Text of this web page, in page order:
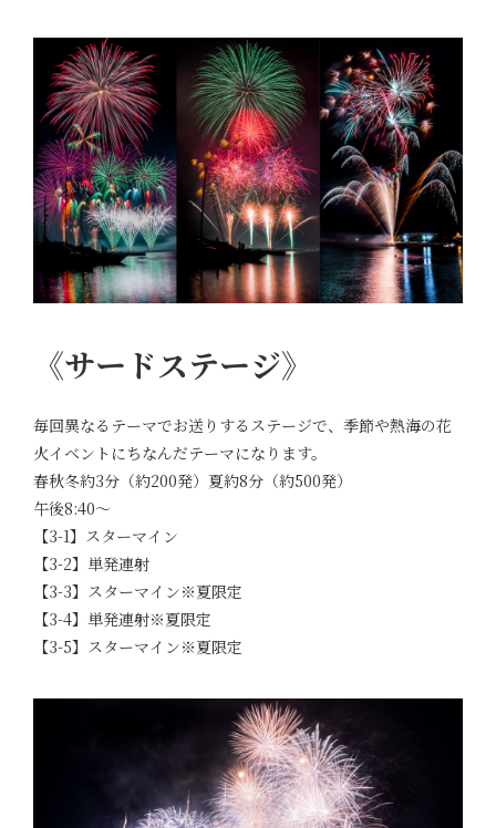
《サードステージ》
毎回異なるテーマでお送りするステージで、季節や熱海の花
火イベントにちなんだテーマになります。
春秋冬約3分（約200発）夏約8分（約500発）
午後8:40～
【3-1】スターマイン
【3-2】単発連射
【3-3】スターマイン※夏限定
【3-4】単発連射※夏限定
【3-5】スターマイン※夏限定